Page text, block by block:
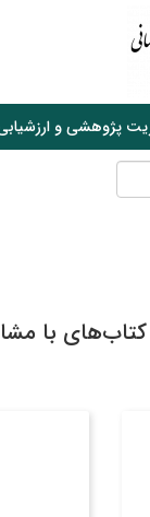
پژوهشی و
کتاب‌های با